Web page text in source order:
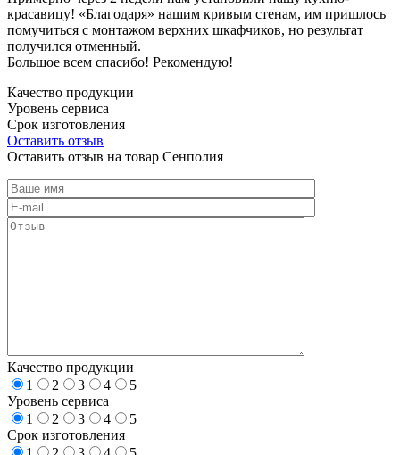
красавицу! «Благодаря» нашим кривым стенам, им пришлось
помучиться с монтажом верхних шкафчиков, но результат
получился отменный.
Большое всем спасибо! Рекомендую!
Качество продукции
Уровень сервиса
Срок изготовления
Оставить отзыв
Оставить отзыв на товар Сенполия
Качество продукции
1
2 3 4
5
Уровень сервиса
1
2 3 4
5
Срок изготовления